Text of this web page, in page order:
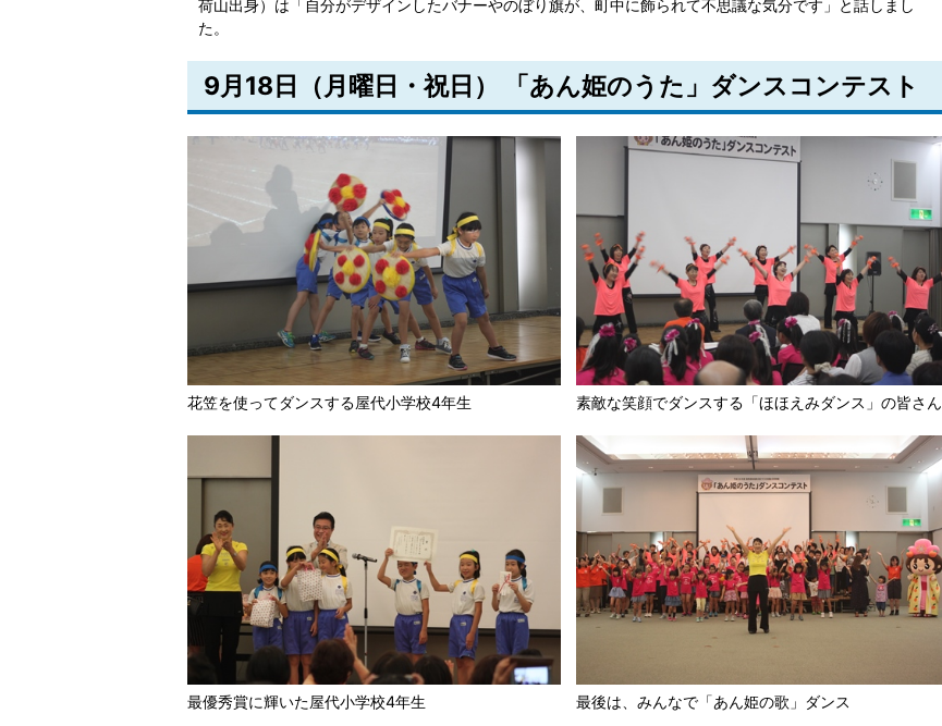
荷山出身）は「自分がデザインしたバナーやのぼり旗が、町中に飾られて不思議な気分です」と話しまし
た。
9月18日（月曜日・祝日） 「あん姫のうた」ダンスコンテスト
花笠を使ってダンスする屋代小学校4年生 素敵な笑顔でダンスする「ほほえみダンス」の皆さん
最優秀賞に輝いた屋代小学校4年生
最後は、みんなで「あん姫の歌」ダンス